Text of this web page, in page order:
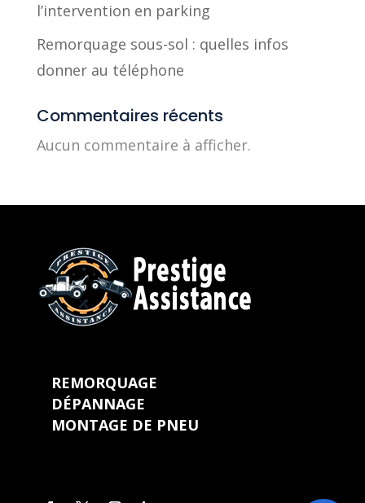
l’intervention en parking
Remorquage sous-sol : quelles infos
donner au téléphone
Commentaires récents
Aucun commentaire à afficher.
REMORQUAGE
DÉPANNAGE
MONTAGE DE PNEU